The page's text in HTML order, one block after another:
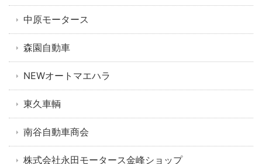
中原モータース
森園自動車
NEWオートマエハラ
東久車輌
南谷自動車商会
株式会社永田モータース金峰ショップ